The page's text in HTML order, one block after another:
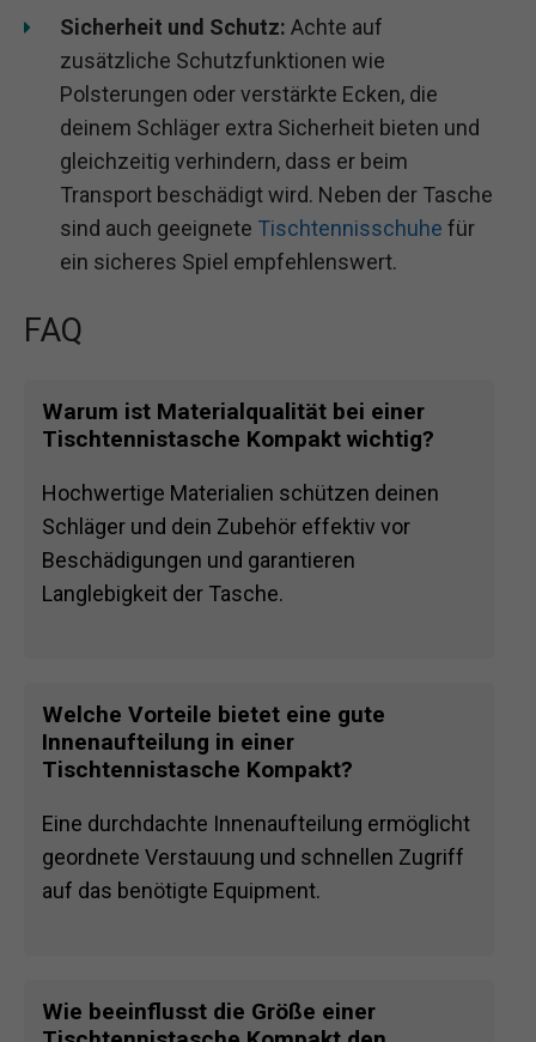
Sicherheit und Schutz: Achte auf
zusätzliche Schutzfunktionen wie
Polsterungen oder verstärkte Ecken, die
deinem Schläger extra Sicherheit bieten und
gleichzeitig verhindern, dass er beim
Transport beschädigt wird. Neben der Tasche
sind auch geeignete Tischtennisschuhe für
ein sicheres Spiel empfehlenswert.
FAQ
Warum ist Materialqualität bei einer
Tischtennistasche Kompakt wichtig?
Hochwertige Materialien schützen deinen
Schläger und dein Zubehör effektiv vor
Beschädigungen und garantieren
Langlebigkeit der Tasche.
Welche Vorteile bietet eine gute
Innenaufteilung in einer
Tischtennistasche Kompakt?
Eine durchdachte Innenaufteilung ermöglicht
geordnete Verstauung und schnellen Zugriff
auf das benötigte Equipment.
Wie beeinflusst die Größe einer